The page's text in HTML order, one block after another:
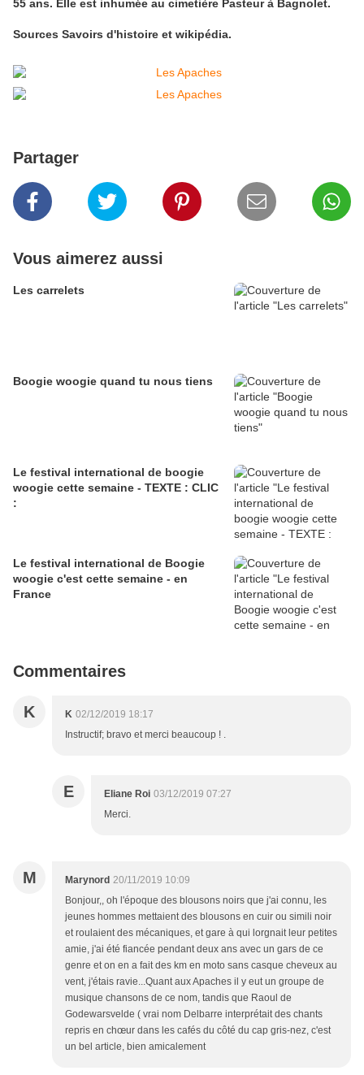
55 ans. Elle est inhumée au cimetière Pasteur à Bagnolet.
Sources Savoirs d'histoire et wikipédia.
Partager
Vous aimerez aussi
Les carrelets
Boogie woogie quand tu nous tiens
Le festival international de boogie
woogie cette semaine - TEXTE : CLIC
:
Le festival international de Boogie
woogie c'est cette semaine - en
France
Commentaires
K K 02/12/2019 18:17
Instructif; bravo et merci beaucoup ! .
E Eliane Roi 03/12/2019 07:27
Merci.
M Marynord 20/11/2019 10:09
Bonjour,, oh l'époque des blousons noirs que j'ai connu, les
jeunes hommes mettaient des blousons en cuir ou simili noir
et roulaient des mécaniques, et gare à qui lorgnait leur petites
amie, j'ai été fiancée pendant deux ans avec un gars de ce
genre et on en a fait des km en moto sans casque cheveux au
vent, j'étais ravie...Quant aux Apaches il y eut un groupe de
musique chansons de ce nom, tandis que Raoul de
Godewarsvelde ( vrai nom Delbarre interprétait des chants
repris en chœur dans les cafés du côté du cap gris-nez, c'est
un bel article, bien amicalement